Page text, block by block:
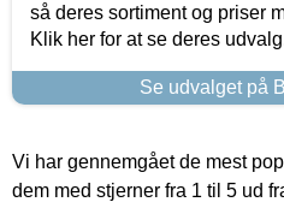
så deres sortiment og priser
Klik her for at se deres
Se udvalget på
Vi har gennemgået de mest
dem med stjerner fra 1 til 5 ud